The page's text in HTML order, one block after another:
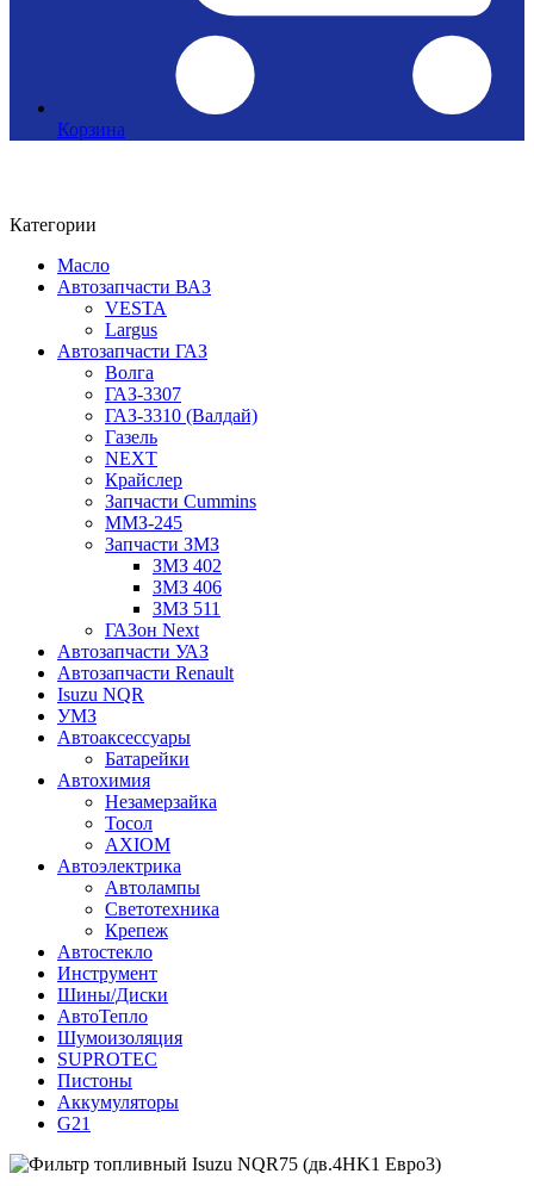
Корзина
Категории
Масло
Автозапчасти ВАЗ
VESTA
Largus
Автозапчасти ГАЗ
Волга
ГАЗ-3307
ГАЗ-3310 (Валдай)
Газель
NEXT
Крайслер
Запчасти Cummins
ММЗ-245
Запчасти ЗМЗ
ЗМЗ 402
ЗМЗ 406
ЗМЗ 511
ГАЗон Next
Автозапчасти УАЗ
Автозапчасти Renault
Isuzu NQR
УМЗ
Автоаксессуары
Батарейки
Автохимия
Незамерзайка
Тосол
AXIOM
Автоэлектрика
Автолампы
Светотехника
Крепеж
Автостекло
Инструмент
Шины/Диски
АвтоТепло
Шумоизоляция
SUPROTEC
Пистоны
Аккумуляторы
G21